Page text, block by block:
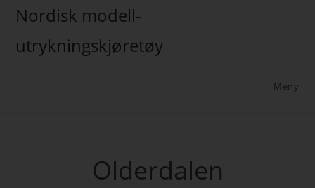
Nordisk modell-
utrykningskjøretøy
Meny
Olderdalen